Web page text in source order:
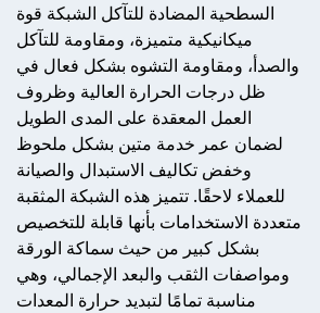
السطحية المضادة للتآكل الشبكة قوة
ميكانيكية متميزة، ومقاومة للتآكل
والصدأ، ومقاومة التشوه بشكل فعال في
ظل درجات الحرارة العالية وظروف
العمل المعقدة على المدى الطويل
لضمان عمر خدمة متين بشكل ملحوظ
وخفض تكاليف الاستبدال والصيانة
للعملاء لاحقًا. تتميز هذه الشبكة المثقبة
متعددة الاستخدامات بأنها قابلة للتخصيص
بشكل كبير من حيث سماكة الورقة
ومواصفات الثقب والبعد الإجمالي، وهي
مناسبة تمامًا لتبديد حرارة المعدات